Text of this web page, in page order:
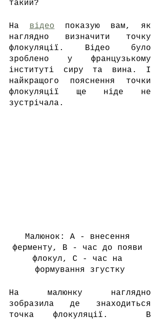
такий?
На відео показую вам, як
наглядно визначити точку
флокуляції. Відео було
зроблено у французькому
інституті сиру та вина. І
найкращого пояснення точки
флокуляції ще ніде не
зустрічала.
Малюнок: А - внесення
ферменту, В - час до появи
флокул, С - час на
формування згустку
На малюнку наглядно
зобразила де знаходиться
точка флокуляції.  В